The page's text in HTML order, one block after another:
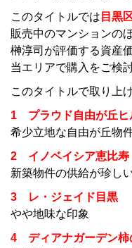
このタイトルでは 目黒
販売中のマンションの
榊淳司が評価する資産
当エリアで購入をご検
このタイトルで取り上
1 プラウド自由が丘ヒ
希少立地な自由が丘物
2 イノベイシア恵比寿
新築物件の供給が珍し
3 レ・ジェイド目黒
やや地味な印象
4 ディアナガーデン柿